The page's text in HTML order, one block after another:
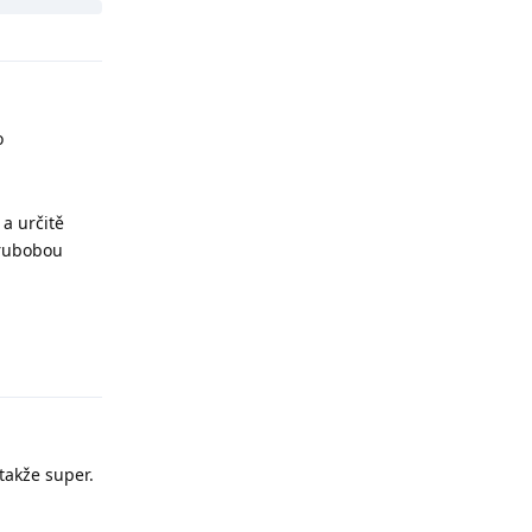
a určitě
super.